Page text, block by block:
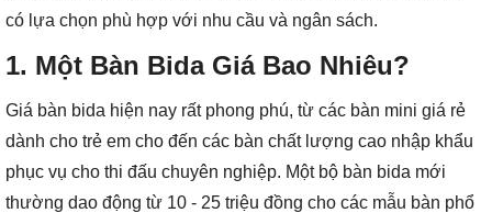
có lựa chọn phù hợp với nhu cầu và ngân sách.
1. Một Bàn Bida Giá Bao Nhiêu?
Giá bàn bida hiện nay rất phong phú, từ các bàn mini giá rẻ
dành cho trẻ em cho đến các bàn chất lượng cao nhập khẩu
phục vụ cho thi đấu chuyên nghiệp. Một bộ bàn bida mới
thường dao động từ 10 - 25 triệu đồng cho các mẫu bàn phổ